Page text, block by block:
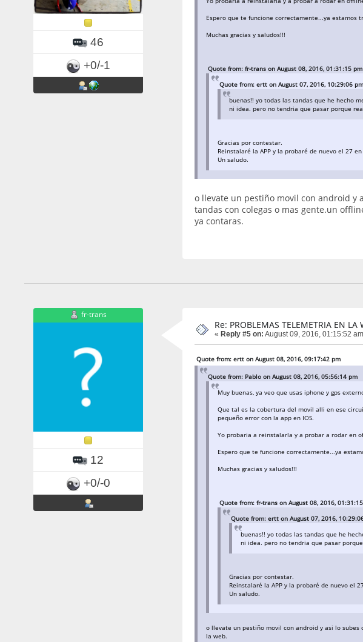
46
+0/-1
Espero que te funcione correctamente...ya estamos
Muchas gracias y saludos!!!
Quote from: fr-trans on August 08, 2016, 01:31:15 pm
Quote from: ertt on August 07, 2016, 10:29:06 pm
buenas!! yo todas las tandas que he hecho
ni idea. pero no tendria que pasar porque
Gracias por contestar.
Reinstalaré la APP y la probaré de nuevo el 27
Un saludo.
o llevate un pestiño movil con android y
tandas con colegas o mas gente.un
ya contaras.
fr-trans
12
+0/-0
Re: PROBLEMAS TELEMETRIA EN LA
« Reply #5 on: August 09, 2016, 01:15:52
Quote from: ertt on August 08, 2016, 09:17:42 pm
Quote from: Pablo on August 08, 2016, 05:56:14 pm
Muy buenas, ya veo que usas iphone y gps
Que tal es la cobertura del movil alli en ese
pequeño error con la app en IOS.
Yo probaria a reinstalarla y a probar a rodar en
Espero que te funcione correctamente...ya
Muchas gracias y saludos!!!
Quote from: fr-trans on August 08, 2016,
Quote from: ertt on August 07, 2016,
buenas!! yo todas las tandas que he
ni idea. pero no tendria que pasar
Gracias por contestar.
Reinstalaré la APP y la probaré de nuevo el
Un saludo.
o llevate un pestiño movil con android y asi lo subes
la web.